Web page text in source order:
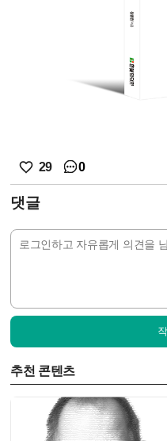
29 0
댓글
추천 콘텐츠